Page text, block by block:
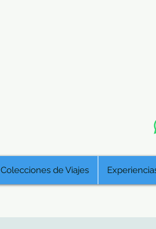
Colecciones de Viajes